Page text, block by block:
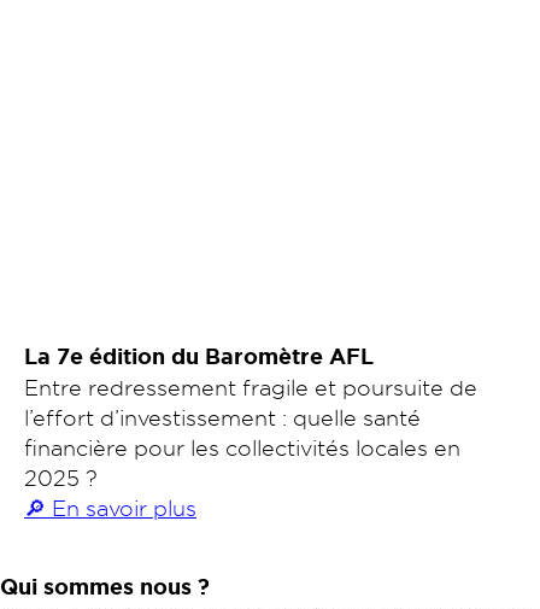
La 7e édition du Baromètre AFL
Entre redressement fragile et poursuite de
l’effort d’investissement : quelle santé
financière pour les collectivités locales en
2025 ?
🔎 En savoir plus
Qui sommes nous ?